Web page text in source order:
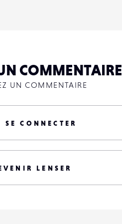
COMMENTAIRE
UN COMMENTAIRE
SE CONNECTER
LENSER